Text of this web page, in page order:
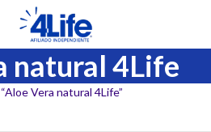
natural 4Life
Vera natural 4Life”